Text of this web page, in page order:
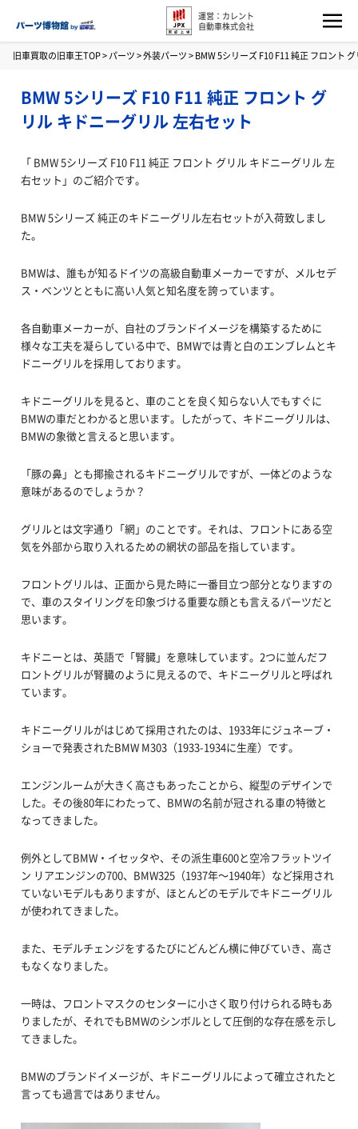
運営：カレント
自動車株式会社
旧車買取の旧車王TOP>パーツ>外装パーツ>BMW 5シリーズ F10 F11 純正 フロント
BMW 5シリーズ F10 F11 純正 フロント グ
リル キドニーグリル 左右セット
「 BMW 5シリーズ F10 F11 純正 フロント グリル キドニーグリル 左
右セット」のご紹介です。
BMW 5シリーズ 純正のキドニーグリル左右セットが入荷致しまし
た。
BMWは、誰もが知るドイツの高級自動車メーカーですが、メルセデ
ス・ベンツとともに高い人気と知名度を誇っています。
各自動車メーカーが、自社のブランドイメージを構築するために
様々な工夫を凝らしている中で、BMWでは青と白のエンブレムとキ
ドニーグリルを採用しております。
キドニーグリルを見ると、車のことを良く知らない人でもすぐに
BMWの車だとわかると思います。したがって、キドニーグリルは、
BMWの象徴と言えると思います。
「豚の鼻」とも揶揄されるキドニーグリルですが、一体どのような
意味があるのでしょうか？
グリルとは文字通り「網」のことです。それは、フロントにある空
気を外部から取り入れるための網状の部品を指しています。
フロントグリルは、正面から見た時に一番目立つ部分となりますの
で、車のスタイリングを印象づける重要な顔とも言えるパーツだと
思います。
キドニーとは、英語で「腎臓」を意味しています。2つに並んだフ
ロントグリルが腎臓のように見えるので、キドニーグリルと呼ばれ
ています。
キドニーグリルがはじめて採用されたのは、1933年にジュネーブ・
ショーで発表されたBMW M303（1933-1934に生産）です。
エンジンルームが大きく高さもあったことから、縦型のデザインで
した。その後80年にわたって、BMWの名前が冠される車の特徴と
なってきました。
例外としてBMW・イセッタや、その派生車600と空冷フラットツイ
ン リアエンジンの700、BMW325（1937年～1940年）など採用され
ていないモデルもありますが、ほとんどのモデルでキドニーグリル
が使われてきました。
また、モデルチェンジをするたびにどんどん横に伸びていき、高さ
もなくなりました。
一時は、フロントマスクのセンターに小さく取り付けられる時もあ
りましたが、それでもBMWのシンボルとして圧倒的な存在感を示し
てきました。
BMWのブランドイメージが、キドニーグリルによって確立されたと
言っても過言ではありません。